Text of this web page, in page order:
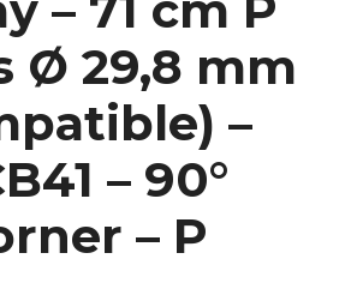
Ø 29,8 mm
–
– 90°
– P